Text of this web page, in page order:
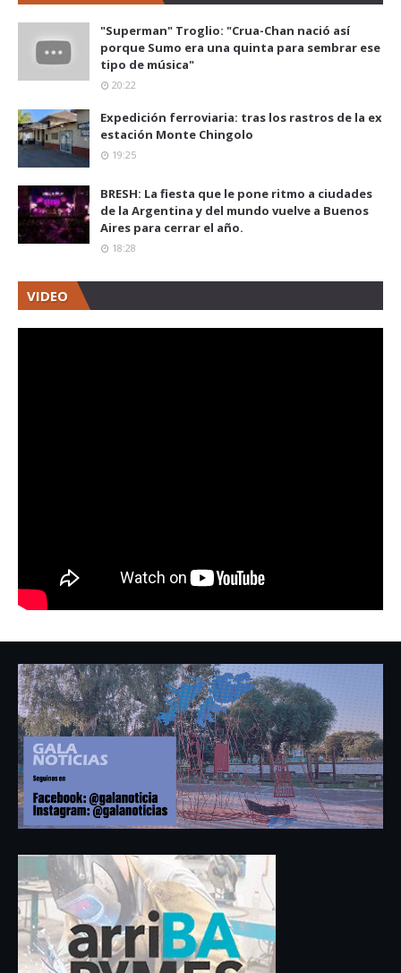
"Superman" Troglio: "Crua-Chan nació así
porque Sumo era una quinta para sembrar ese
tipo de música"
20:22
Expedición ferroviaria: tras los rastros de la ex
estación Monte Chingolo
19:25
BRESH: La fiesta que le pone ritmo a ciudades
de la Argentina y del mundo vuelve a Buenos
Aires para cerrar el año.
18:28
VIDEO